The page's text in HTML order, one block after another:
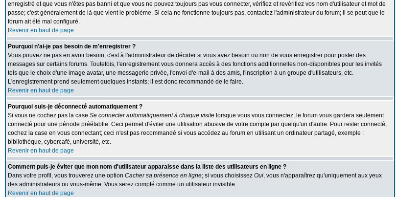
enregistré et que vous n'êtes pas banni et que vous ne pouvez toujours pas vous connecter, vérifiez et revérifiez vos nom d'utilisateur et mot de
passe; c'est généralement de là que vient le problème. Si cela ne fonctionne toujours pas, contactez l'administrateur du forum; il se peut que le
forum ait été mal configuré.
Revenir en haut de page
Pourquoi n'ai-je pas besoin de m'enregistrer ?
Vous pouvez ne pas en avoir besoin; c'est à l'administrateur de décider si vous avez besoin ou non de vous enregistrer pour poster des
messages sur certains forums. Toutefois, l'enregistrement vous donnera accès à des fonctions additionnelles non-disponibles pour les invités
tels que le choix d'une image avatar, une messagerie privée, l'envoi d'e-mail à des amis, l'inscription à un groupe d'utilisateurs, etc.
L'enregistrement prend seulement quelques instants; il est donc recommandé de le faire.
Revenir en haut de page
Pourquoi suis-je déconnecté automatiquement ?
Si vous ne cochez pas la case Se connecter automatiquement à chaque visite lorsque vous vous connectez, le forum vous gardera seulement
connecté pour une période préétablie. Ceci permet d'éviter une utilisation abusive de votre compte par quelqu'un d'autre. Pour rester connecté,
cochez la case en vous connectant; ceci n'est pas recommandé si vous accédez au forum en utilisant un ordinateur partagé, exemple :
bibliothèque, cybercafé, université, etc.
Revenir en haut de page
Comment puis-je éviter que mon nom d'utilisateur apparaisse dans la liste des utilisateurs en ligne ?
Dans votre profil, vous trouverez une option Cacher sa présence en ligne; si vous choisissez Oui, vous n'apparaîtrez qu'uniquement aux yeux
des administrateurs ou vous-même. Vous serez compté comme un utilisateur invisible.
Revenir en haut de page